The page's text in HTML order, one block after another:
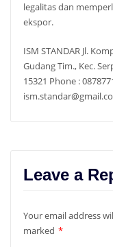
legalitas dan
ekspor.
ISM STANDAR Jl.
Gudang Tim., Kec.
15321 Phone :
Leave a
Your email address
marked *